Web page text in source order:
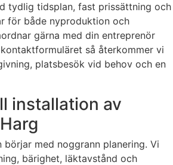
tydlig tidsplan, fast prissättning och
för både nyproduktion och
gärna med din entreprenör
så återkommer vi
platsbesök vid behov och en
installation av
börjar med noggrann planering. Vi
bärighet, läktavstånd och